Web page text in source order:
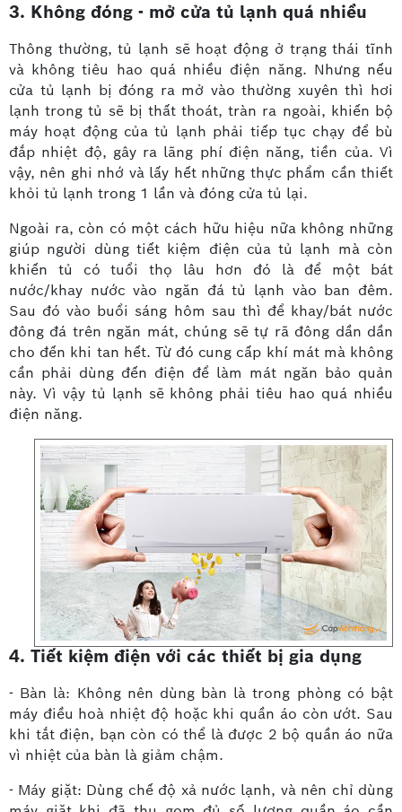
3. Không đóng - mở cửa tủ lạnh quá nhiều
Thông thường, tủ lạnh sẽ hoạt động ở trạng thái tĩnh
và không tiêu hao quá nhiều điện năng. Nhưng nếu
cửa tủ lạnh bị đóng ra mở vào thường xuyên thì hơi
lạnh trong tủ sẽ bị thất thoát, tràn ra ngoài, khiến bộ
máy hoạt động của tủ lạnh phải tiếp tục chạy để bù
đắp nhiệt độ, gây ra lãng phí điện năng, tiền của. Vì
vậy, nên ghi nhớ và lấy hết những thực phẩm cần thiết
khỏi tủ lạnh trong 1 lần và đóng cửa tủ lại.
Ngoài ra, còn có một cách hữu hiệu nữa không những
giúp người dùng tiết kiệm điện của tủ lạnh mà còn
khiến tủ có tuổi thọ lâu hơn đó là để một bát
nước/khay nước vào ngăn đá tủ lạnh vào ban đêm.
Sau đó vào buổi sáng hôm sau thì để khay/bát nước
đông đá trên ngăn mát, chúng sẽ tự rã đông dần dần
cho đến khi tan hết. Từ đó cung cấp khí mát mà không
cần phải dùng đến điện để làm mát ngăn bảo quản
này. Vì vậy tủ lạnh sẽ không phải tiêu hao quá nhiều
điện năng.
4. Tiết kiệm điện với các thiết bị gia dụng
- Bàn là: Không nên dùng bàn là trong phòng có bật
máy điều hoà nhiệt độ hoặc khi quần áo còn ướt. Sau
khi tắt điện, bạn còn có thể là được 2 bộ quần áo nữa
vì nhiệt của bàn là giảm chậm.
- Máy giặt: Dùng chế độ xả nước lạnh, và nên chỉ dùng